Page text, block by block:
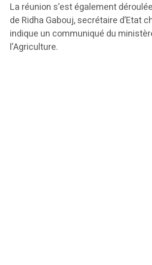
La réunion s’est également
de Ridha Gabouj, secrétaire d’Etat
indique un communiqué du
l’Agriculture.